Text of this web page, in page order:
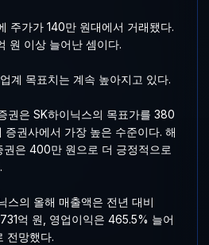
주가가 140만 원대에서 거래됐다.
원 이상 늘어난 셈이다.
계 목표치는 계속 높아지고 있다.
권은 SK하이닉스의 목표가를 380
증권사에서 가장 높은 수준이다. 해
은 400만 원으로 더 긍정적으로
스의 올해 매출액은 전년 대비
억 원, 영업이익은 465.5% 늘어
전망했다.